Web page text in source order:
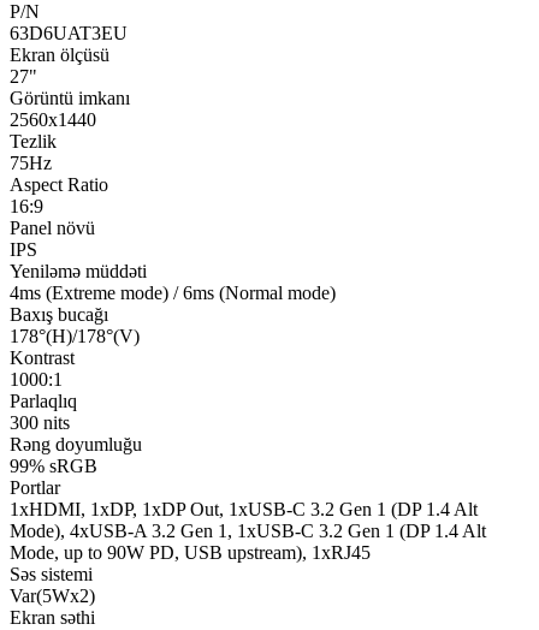
P/N
63D6UAT3EU
Ekran ölçüsü
27"
Görüntü imkanı
2560x1440
Tezlik
75Hz
Aspect Ratio
16:9
Panel növü
IPS
Yeniləmə müddəti
4ms (Extreme mode) / 6ms (Normal mode)
Baxış bucağı
178°(H)/178°(V)
Kontrast
1000:1
Parlaqlıq
300 nits
Rəng doyumluğu
99% sRGB
Portlar
1xHDMI, 1xDP, 1xDP Out, 1xUSB-C 3.2 Gen 1 (DP 1.4 Alt
Mode), 4xUSB-A 3.2 Gen 1, 1xUSB-C 3.2 Gen 1 (DP 1.4 Alt
Mode, up to 90W PD, USB upstream), 1xRJ45
Səs sistemi
Var(5Wx2)
Ekran səthi